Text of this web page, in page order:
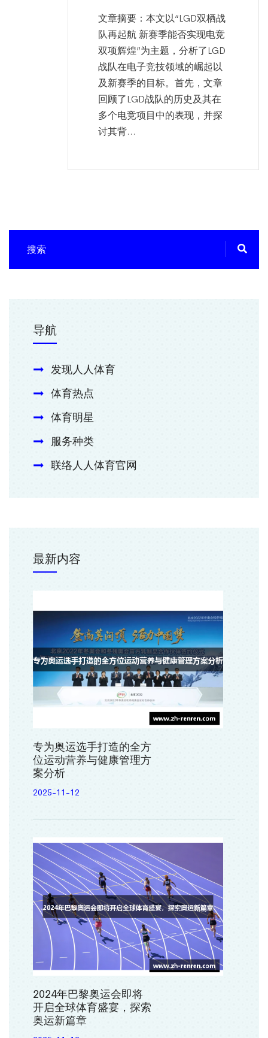
文章摘要：本文以“LGD双栖战
队再起航 新赛季能否实现电竞
双项辉煌”为主题，分析了LGD
战队在电子竞技领域的崛起以
及新赛季的目标。首先，文章
回顾了LGD战队的历史及其在
多个电竞项目中的表现，并探
讨其背...
导航
发现人人体育
体育热点
体育明星
服务种类
联络人人体育官网
最新内容
专为奥运选手打造的全方
位运动营养与健康管理方
案分析
2025-11-12
2024年巴黎奥运会即将
开启全球体育盛宴，探索
奥运新篇章